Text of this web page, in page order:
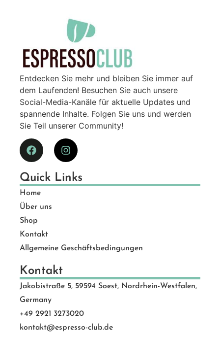
Entdecken Sie mehr und bleiben Sie immer auf
dem Laufenden! Besuchen Sie auch unsere
Social-Media-Kanäle für aktuelle Updates und
spannende Inhalte. Folgen Sie uns und werden
Sie Teil unserer Community!
Quick Links
Home
Über uns
Shop
Kontakt
Allgemeine Geschäftsbedingungen
Kontakt
Jakobistraße 5, 59594 Soest, Nordrhein-Westfalen,
Germany
+49 2921 3273020
kontakt@espresso-club.de